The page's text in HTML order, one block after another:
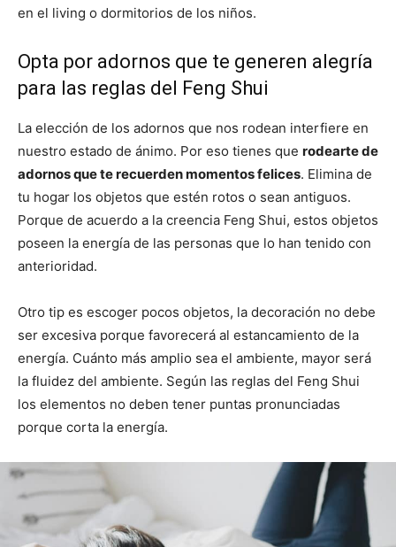
en el living o dormitorios de los niños.
Opta por adornos que te generen alegría
para las reglas del Feng Shui
La elección de los adornos que nos rodean interfiere en
nuestro estado de ánimo. Por eso tienes que rodearte de
adornos que te recuerden momentos felices. Elimina de
tu hogar los objetos que estén rotos o sean antiguos.
Porque de acuerdo a la creencia Feng Shui, estos objetos
poseen la energía de las personas que lo han tenido con
anterioridad.
Otro tip es escoger pocos objetos, la decoración no debe
ser excesiva porque favorecerá al estancamiento de la
energía. Cuánto más amplio sea el ambiente, mayor será
la fluidez del ambiente. Según las reglas del Feng Shui
los elementos no deben tener puntas pronunciadas
porque corta la energía.